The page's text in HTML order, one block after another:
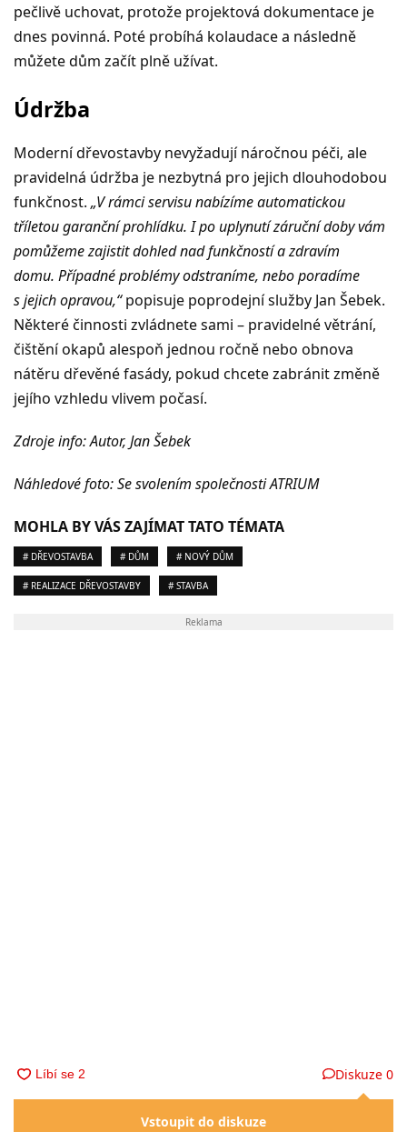
pečlivě uchovat, protože projektová dokumentace je
dnes povinná. Poté probíhá kolaudace a následně
můžete dům začít plně užívat.
Údržba
Moderní dřevostavby nevyžadují náročnou péči, ale
pravidelná údržba je nezbytná pro jejich dlouhodobou
funkčnost. „V rámci servisu nabízíme automatickou
tříletou garanční prohlídku. I po uplynutí záruční doby vám
pomůžeme zajistit dohled nad funkčností a zdravím
domu. Případné problémy odstraníme, nebo poradíme
s jejich opravou,“popisuje poprodejní služby Jan Šebek.
Některé činnosti zvládnete sami – pravidelné větrání,
čištění okapů alespoň jednou ročně nebo obnova
nátěru dřevěné fasády, pokud chcete zabránit změně
jejího vzhledu vlivem počasí.
Zdroje info: Autor, Jan Šebek
Náhledové foto: Se svolením společnosti ATRIUM
MOHLA BY VÁS ZAJÍMAT TATO TÉMATA
# DŘEVOSTAVBA # DŮM # NOVÝ DŮM
# REALIZACE DŘEVOSTAVBY # STAVBA
Reklama
Diskuze 0
Vstoupit do diskuze